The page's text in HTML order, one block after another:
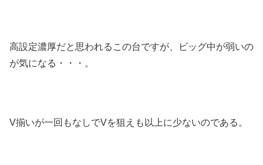
高設定濃厚だと思われるこの台ですが、ビッグ中が弱いの
が気になる・・・。
V揃いが一回もなしでVを狙えも以上に少ないのである。